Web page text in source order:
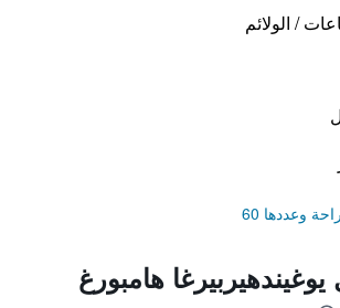
/ الولائم
وعددها 60
هامبورغ